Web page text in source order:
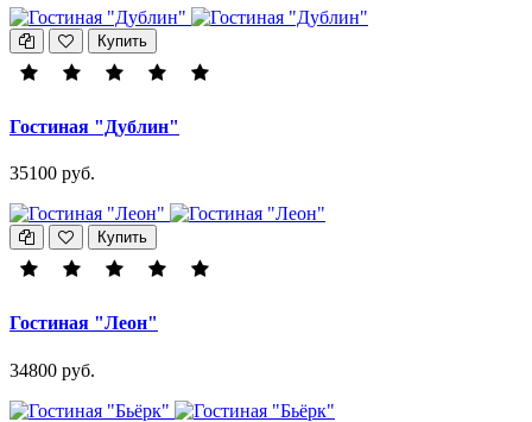
Купить
Гостиная "Дублин"
35100 руб.
Купить
Гостиная "Леон"
34800 руб.